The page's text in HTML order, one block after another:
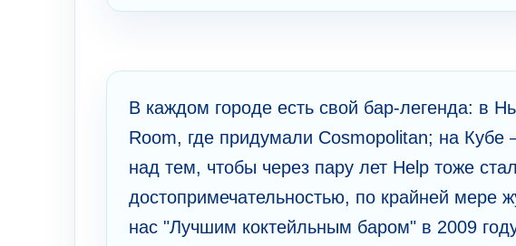
В каждом городе есть свой бар-легенда: в
Room, где придумали Cosmopolitan; на
над тем, чтобы через пару лет Help тоже
достопримечательностью, по крайней мере
нас "Лучшим коктейльным баром" в 2009